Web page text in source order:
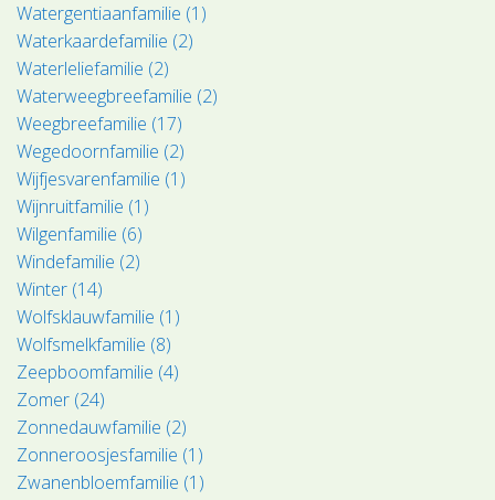
Watergentiaanfamilie (1)
Waterkaardefamilie (2)
Waterleliefamilie (2)
Waterweegbreefamilie (2)
Weegbreefamilie (17)
Wegedoornfamilie (2)
Wijfjesvarenfamilie (1)
Wijnruitfamilie (1)
Wilgenfamilie (6)
Windefamilie (2)
Winter (14)
Wolfsklauwfamilie (1)
Wolfsmelkfamilie (8)
Zeepboomfamilie (4)
Zomer (24)
Zonnedauwfamilie (2)
Zonneroosjesfamilie (1)
Zwanenbloemfamilie (1)